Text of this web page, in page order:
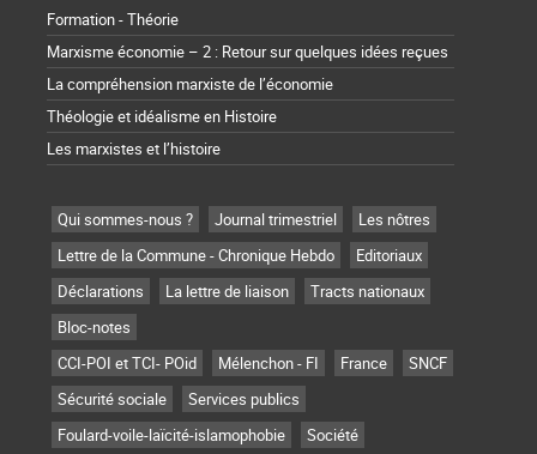
Formation - Théorie
Marxisme économie – 2 : Retour sur quelques idées reçues
La compréhension marxiste de l’économie
Théologie et idéalisme en Histoire
Les marxistes et l’histoire
Qui sommes-nous ? Journal trimestriel
Les nôtres
Lettre de la Commune - Chronique Hebdo
Editoriaux
Déclarations
La lettre de liaison
Tracts nationaux
Bloc-notes
CCI-POI et TCI- POid
Mélenchon - FI France
SNCF
Sécurité sociale
Services publics
Foulard-voile-laïcité-islamophobie
Société